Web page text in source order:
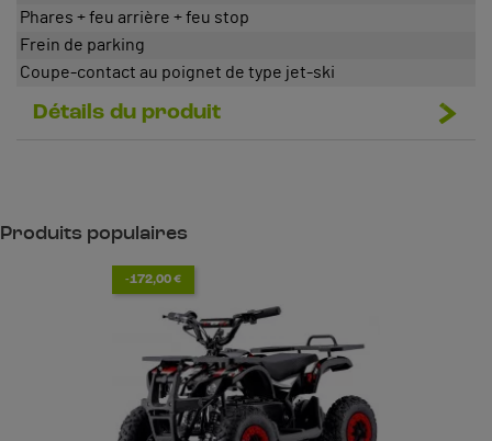
Phares + feu arrière + feu stop
Frein de parking
Coupe-contact au poignet de type jet-ski
Détails du produit
Produits populaires
-172,00 €